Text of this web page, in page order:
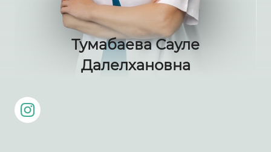
Тумабаева Сауле
Далелхановна